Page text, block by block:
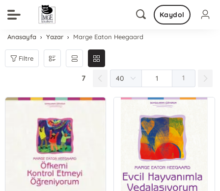
Kaydol
Anasayfa Yazar Marge Eaton Heegaard
Filtre
7 1